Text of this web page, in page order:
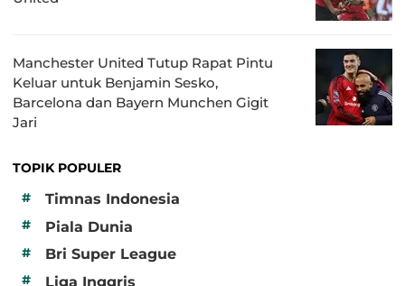
Manchester United Tutup Rapat Pintu
Keluar untuk Benjamin Sesko,
Barcelona dan Bayern Munchen Gigit
Jari
TOPIK POPULER
#
Timnas Indonesia
# Piala Dunia
# Bri Super League
# Liga Inggris